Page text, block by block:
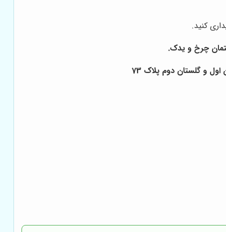
کنید.
و گلستان دوم پلاک 73